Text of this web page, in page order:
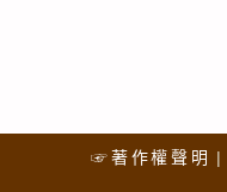
☞著作權聲明